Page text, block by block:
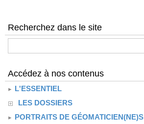
Recherchez dans le site
Accédez à nos contenus
L'ESSENTIEL
LES DOSSIERS
PORTRAITS DE GÉOMATICIEN(NE)S